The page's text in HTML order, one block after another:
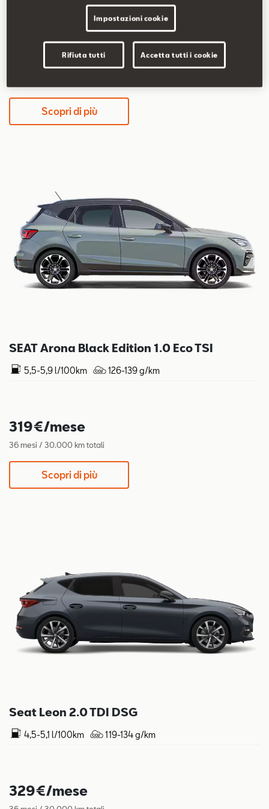
5,2-5,8 l/100km 117-131 g/km
339€/mese
Scopri di più
SEAT Arona Black Edition 1.0 Eco TSI
5,5-5,9 l/100km 126-139 g/km
319€/mese
36 mesi / 30.000 km totali
Scopri di più
Seat Leon 2.0 TDI DSG
4,5-5,1 l/100km 119-134 g/km
329€/mese
Impostazioni cookie
Rifiuta tutti Accetta tutti i cookie